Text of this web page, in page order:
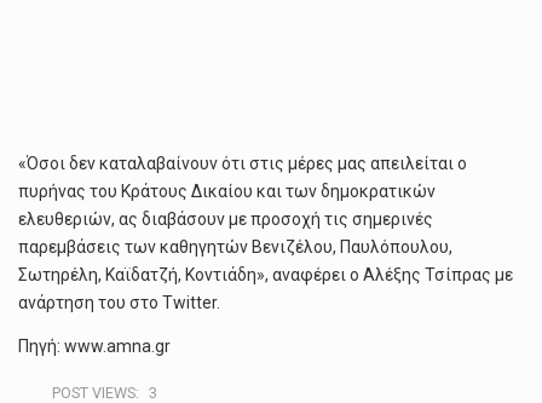
«Όσοι δεν καταλαβαίνουν ότι στις μέρες μας απειλείται ο
πυρήνας του Κράτους Δικαίου και των δημοκρατικών
ελευθεριών, ας διαβάσουν με προσοχή τις σημερινές
παρεμβάσεις των καθηγητών Βενιζέλου, Παυλόπουλου,
Σωτηρέλη, Καϊδατζή, Κοντιάδη», αναφέρει ο Αλέξης Τσίπρας με
ανάρτηση του στο Twitter.
Πηγή: www.amna.gr
POST VIEWS: 3